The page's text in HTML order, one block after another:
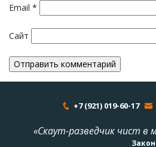
Email *
Сайт
+7 (921) 019-60-17
«Скаут-разведчик чист в